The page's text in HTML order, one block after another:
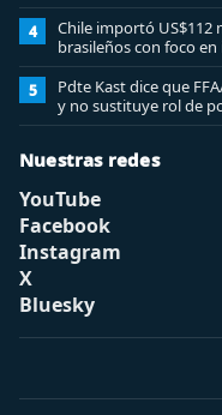
4
Chile importó US$112
brasileños con foco
5
Pdte Kast dice que
y no sustituye rol de
Nuestras redes
YouTube
Facebook
Instagram
X
Bluesky